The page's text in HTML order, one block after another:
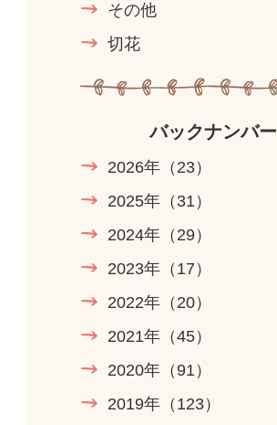
その他
切花
バックナンバー
2026年 （23）
2025年 （31）
2024年 （29）
2023年 （17）
2022年 （20）
2021年 （45）
2020年 （91）
2019年 （123）